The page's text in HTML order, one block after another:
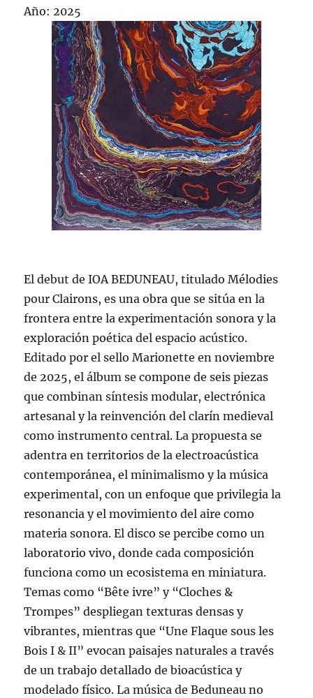
Año: 2025
El debut de IOA BEDUNEAU, titulado Mélodies
pour Clairons, es una obra que se sitúa en la
frontera entre la experimentación sonora y la
exploración poética del espacio acústico.
Editado por el sello Marionette en noviembre
de 2025, el álbum se compone de seis piezas
que combinan síntesis modular, electrónica
artesanal y la reinvención del clarín medieval
como instrumento central. La propuesta se
adentra en territorios de la electroacústica
contemporánea, el minimalismo y la música
experimental, con un enfoque que privilegia la
resonancia y el movimiento del aire como
materia sonora. El disco se percibe como un
laboratorio vivo, donde cada composición
funciona como un ecosistema en miniatura.
Temas como “Bête ivre” y “Cloches &
Trompes” despliegan texturas densas y
vibrantes, mientras que “Une Flaque sous les
Bois I & II” evocan paisajes naturales a través
de un trabajo detallado de bioacústica y
modelado físico. La música de Beduneau no